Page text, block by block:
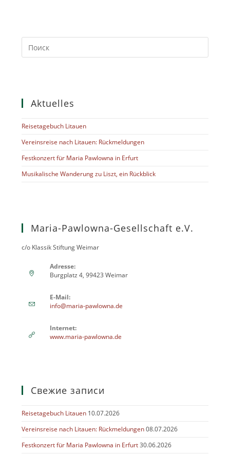
Aktuelles
Reisetagebuch Litauen
Vereinsreise nach Litauen: Rückmeldungen
Festkonzert für Maria Pawlowna in Erfurt
Musikalische Wanderung zu Liszt, ein Rückblick
Maria-Pawlowna-Gesellschaft e.V.
c/o Klassik Stiftung Weimar
Adresse:
Burgplatz 4, 99423 Weimar
E-Mail:
info@maria-pawlowna.de
Internet:
www.maria-pawlowna.de
Свежие записи
Reisetagebuch Litauen 10.07.2026
Vereinsreise nach Litauen: Rückmeldungen 08.07.2026
Festkonzert für Maria Pawlowna in Erfurt 30.06.2026